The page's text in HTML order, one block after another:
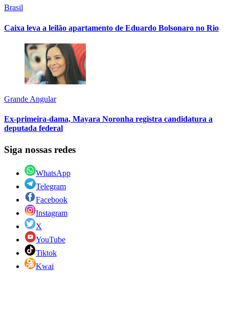
Brasil
Caixa leva a leilão apartamento de Eduardo Bolsonaro no Rio
Grande Angular
Ex-primeira-dama, Mayara Noronha registra candidatura a
deputada federal
Siga nossas redes
WhatsApp
Telegram
Facebook
Instagram
X
YouTube
Tiktok
Kwai